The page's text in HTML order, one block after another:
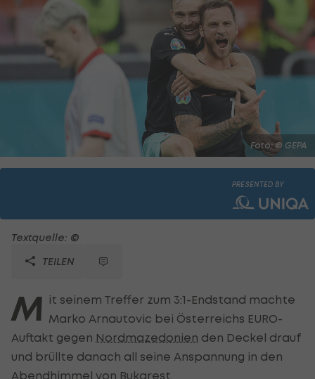
Foto: © GEPA
PRESENTED BY
Textquelle: ©
TEILEN
M it seinem Treffer zum 3:1-Endstand machte
Marko Arnautovic bei Österreichs EURO-
Auftakt gegen Nordmazedonien den Deckel drauf
und brüllte danach all seine Anspannung in den
Abendhimmel von Bukarest.